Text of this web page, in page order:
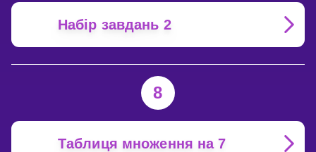
Набір завдань 2
8
Таблиця множення на 7